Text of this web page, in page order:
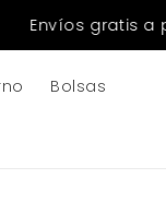
Envíos gratis a
Bolsas